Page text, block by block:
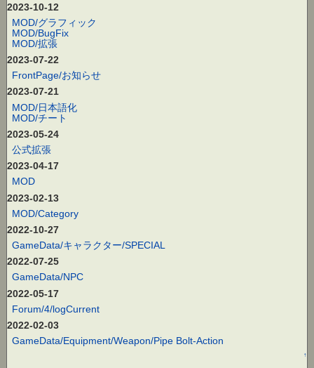
2023-10-12
MOD/グラフィック
MOD/BugFix
MOD/拡張
2023-07-22
FrontPage/お知らせ
2023-07-21
MOD/日本語化
MOD/チート
2023-05-24
公式拡張
2023-04-17
MOD
2023-02-13
MOD/Category
2022-10-27
GameData/キャラクター/SPECIAL
2022-07-25
GameData/NPC
2022-05-17
Forum/4/logCurrent
2022-02-03
GameData/Equipment/Weapon/Pipe Bolt-Action
↑